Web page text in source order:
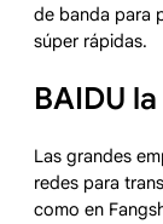
de banda para
súper rápidas.
BAIDU
Las grandes
redes para
como en